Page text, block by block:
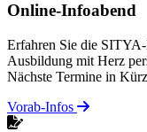
Online-Infoabend
Erfahren Sie die
Ausbildung mit Herz
Nächste Termine in
Vorab-Infos